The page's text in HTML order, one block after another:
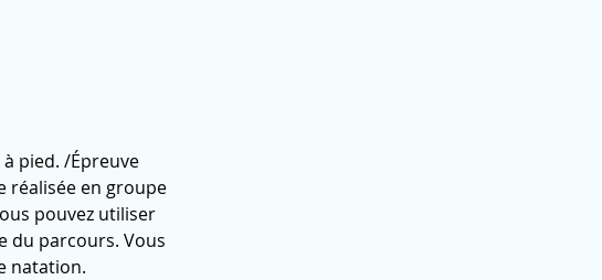
pied. /Épreuve
réalisée en groupe
pouvez utiliser
du parcours. Vous
natation.